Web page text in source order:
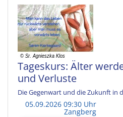
Tageskurs: Älter
und Verluste
Die Gegenwart und die Zukunft in
05.09.2026 09:30 Uhr
Zangberg